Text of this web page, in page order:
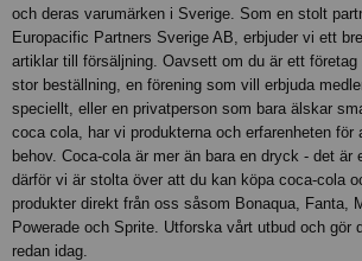
och deras varumärken i Sverige. Som en stolt
Europacific Partners Sverige AB, erbjuder vi ett
artiklar till försäljning. Oavsett om du är ett
stor beställning, en förening som vill erbjuda
speciellt, eller en privatperson som bara älskar
coca cola, har vi produkterna och erfarenheten för
behov. Coca-cola är mer än bara en dryck - det är
därför vi är stolta över att du kan köpa coca-cola
produkter direkt från oss såsom Bonaqua, Fanta,
Powerade och Sprite. Utforska vårt utbud och gör
redan idag.